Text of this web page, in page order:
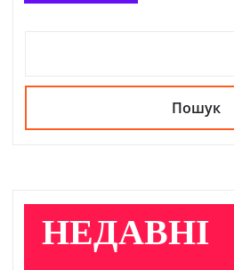
Пошук
НЕДАВНІ